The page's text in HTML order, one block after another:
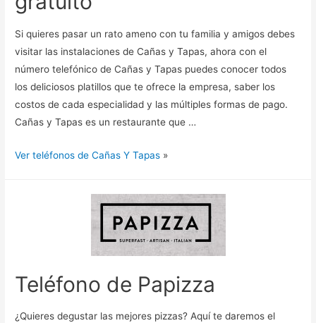
Si quieres pasar un rato ameno con tu familia y amigos debes
visitar las instalaciones de Cañas y Tapas, ahora con el
número telefónico de Cañas y Tapas puedes conocer todos
los deliciosos platillos que te ofrece la empresa, saber los
costos de cada especialidad y las múltiples formas de pago.
Cañas y Tapas es un restaurante que …
Ver teléfonos de Cañas Y Tapas »
Teléfono de Papizza
¿Quieres degustar las mejores pizzas? Aquí te daremos el